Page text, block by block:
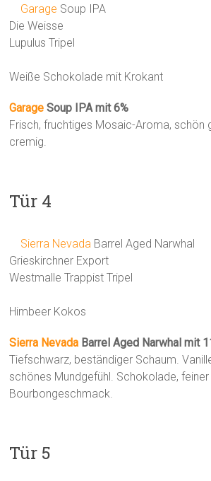
Garage Soup IPA
Die Weisse
Lupulus Tripel
Weiße Schokolade mit Krokant
Garage Soup IPA mit 6%
Frisch, fruchtiges Mosaic-Aroma, schön
cremig.
Tür 4
Sierra Nevada Barrel Aged Narwhal
Grieskirchner Export
Westmalle Trappist Tripel
Himbeer Kokos
Sierra Nevada Barrel Aged Narwhal mit
Tiefschwarz, beständiger Schaum.
schönes Mundgefühl. Schokolade, feiner
Bourbongeschmack.
Tür 5